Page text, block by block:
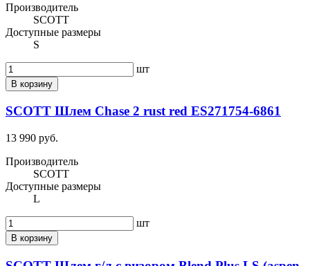
Производитель
SCOTT
Доступные размеры
S
шт
В корзину
SCOTT Шлем Chase 2 rust red ES271754-6861
13 990 руб.
Производитель
SCOTT
Доступные размеры
L
шт
В корзину